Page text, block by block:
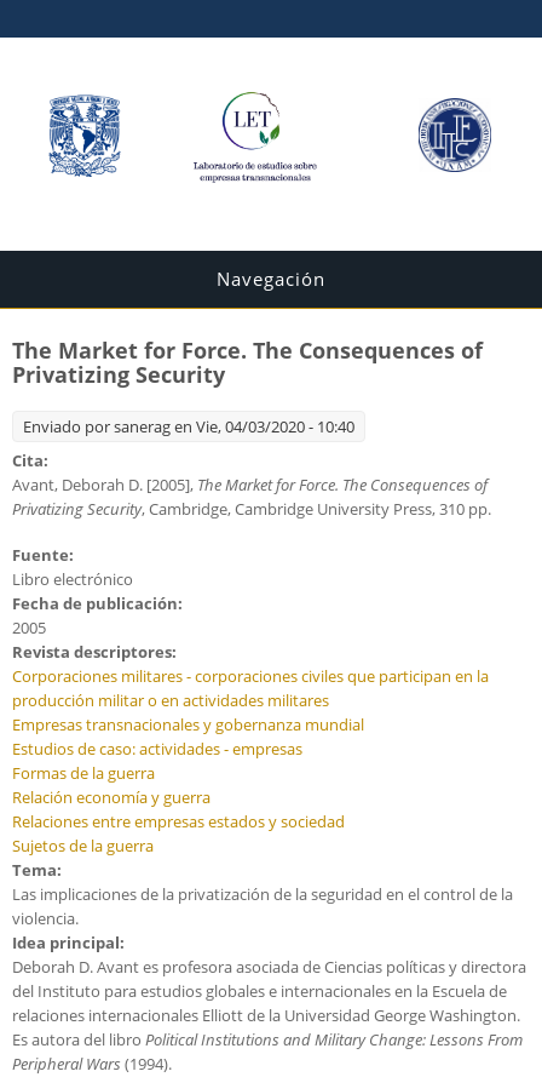
Navegación
The Market for Force. The Consequences of
Privatizing Security
Enviado porsaneragen Vie, 04/03/2020 - 10:40
Cita:
Avant, Deborah D. [2005], The Market for Force. The Consequences of
Privatizing Security, Cambridge, Cambridge University Press, 310 pp.
Fuente:
Libro electrónico
Fecha de publicación:
2005
Revista descriptores:
Corporaciones militares - corporaciones civiles que participan en la
producción militar o en actividades militares
Empresas transnacionales y gobernanza mundial
Estudios de caso: actividades - empresas
Formas de la guerra
Relación economía y guerra
Relaciones entre empresas estados y sociedad
Sujetos de la guerra
Tema:
Las implicaciones de la privatización de la seguridad en el control de la
violencia.
Idea principal:
Deborah D. Avant es profesora asociada de Ciencias políticas y directora
del Instituto para estudios globales e internacionales en la Escuela de
relaciones internacionales Elliott de la Universidad George Washington.
Es autora del libro Political Institutions and Military Change: Lessons From
Peripheral Wars (1994).